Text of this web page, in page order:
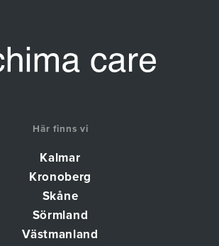
Här finns vi
Kalmar
Kronoberg
Skåne
Sörmland
Västmanland